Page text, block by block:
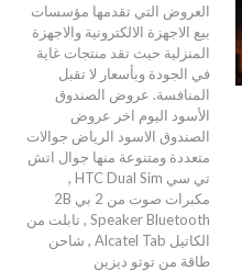
العروض التي تقدمها مؤسسات
بيع الاجهزة الالكترونية والاجهزة
المنزلية حيث تقد منتجات غاية
في الجودة وبأسعار لا تقبل
المنافسة. عروض الصندوق
الأسود اليوم اخر عروض
الصندوق الاسود الرياض جوالات
متعددة ومتنوعة منها جوال اتش
تي سي HTC Dual Sim ,
مكبرات صوت من 2 بي 2B
Speaker Bluetooth , تابلت من
الكاتيل Alcatel Tab , شاحن
طاقة من توتو ديزين